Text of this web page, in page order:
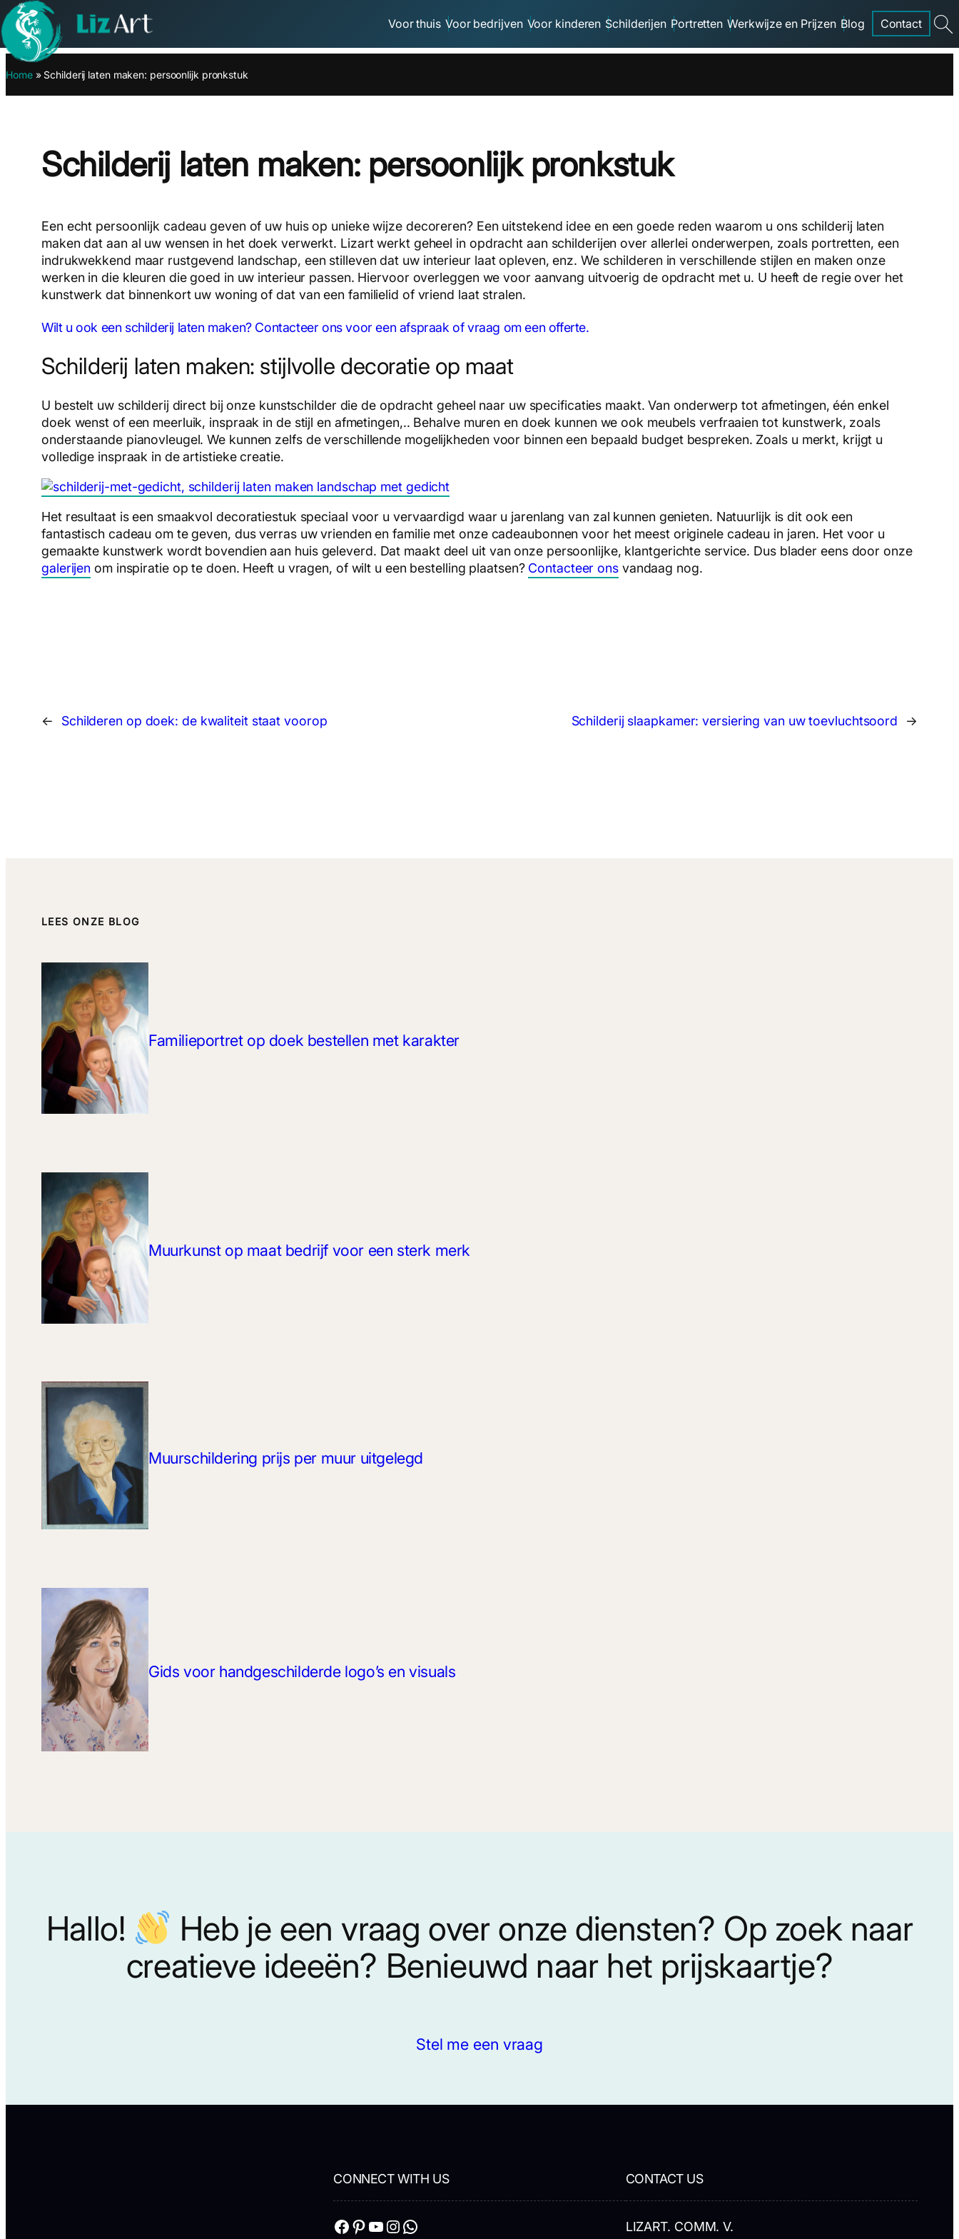
Ga
naar
de
Voor thuis Voor bedrijven Voor kinderen Schilderijen Portretten Werkwijze en Prijzen Blog Contact
Home» Schilderij laten maken: persoonlijk pronkstuk
Schilderij laten maken: persoonlijk pronkstuk
Een echt persoonlijk cadeau geven of uw huis op unieke wijze decoreren? Een uitstekend idee en een goede reden waarom u ons schilderij laten
maken dat aan al uw wensen in het doek verwerkt. Lizart werkt geheel in opdracht aan schilderijen over allerlei onderwerpen, zoals portretten, een
indrukwekkend maar rustgevend landschap, een stilleven dat uw interieur laat opleven, enz. We schilderen in verschillende stijlen en maken onze
werken in die kleuren die goed in uw interieur passen. Hiervoor overleggen we voor aanvang uitvoerig de opdracht met u. U heeft de regie over het
kunstwerk dat binnenkort uw woning of dat van een familielid of vriend laat stralen.
Wilt u ook een schilderij laten maken? Contacteer ons voor een afspraak of vraag om een offerte.
Schilderij laten maken: stijlvolle decoratie op maat
U bestelt uw schilderij direct bij onze kunstschilder die de opdracht geheel naar uw specificaties maakt. Van onderwerp tot afmetingen, één enkel
doek wenst of een meerluik, inspraak in de stijl en afmetingen,.. Behalve muren en doek kunnen we ook meubels verfraaien tot kunstwerk, zoals
onderstaande pianovleugel. We kunnen zelfs de verschillende mogelijkheden voor binnen een bepaald budget bespreken. Zoals u merkt, krijgt u
volledige inspraak in de artistieke creatie.
Het resultaat is een smaakvol decoratiestuk speciaal voor u vervaardigd waar u jarenlang van zal kunnen genieten. Natuurlijk is dit ook een
fantastisch cadeau om te geven, dus verras uw vrienden en familie met onze cadeaubonnen voor het meest originele cadeau in jaren. Het voor u
gemaakte kunstwerk wordt bovendien aan huis geleverd. Dat maakt deel uit van onze persoonlijke, klantgerichte service. Dus blader eens door onze
galerijen om inspiratie op te doen. Heeft u vragen, of wilt u een bestelling plaatsen? Contacteer onsvandaag nog.
← Schilderen op doek: de kwaliteit staat voorop Schilderij slaapkamer: versiering van uw toevluchtsoord →
LEES ONZE BLOG
Familieportret op doek bestellen met karakter
Muurkunst op maat bedrijf voor een sterk merk
Muurschildering prijs per muur uitgelegd
Gids voor handgeschilderde logo’s en visuals
Hallo!
Heb je een vraag over onze diensten? Op zoek naar
creatieve ideeën? Benieuwd naar het prijskaartje?
Stel me een vraag
CONNECT WITH US
Facebook Pinterest YouTube InstagramWhatsApp
CONTACT US
LIZART. COMM. V.